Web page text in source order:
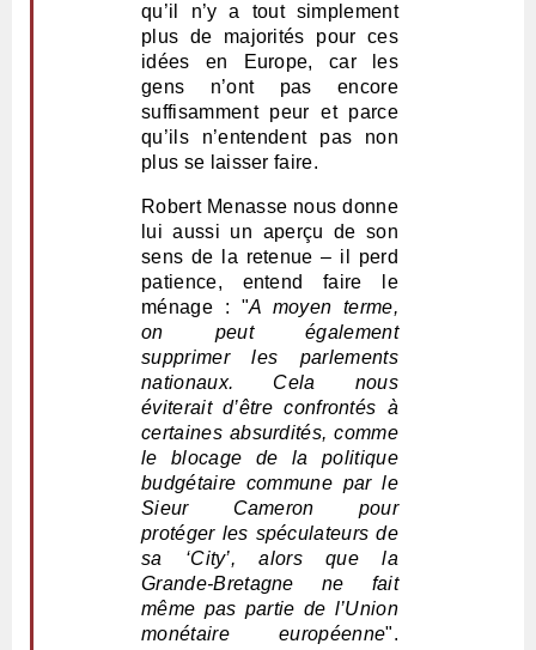
qu’il n’y a tout simplement
plus de majorités pour ces
idées en Europe, car les
gens n’ont pas encore
suffisamment peur et parce
qu’ils n’entendent pas non
plus se laisser faire.
Robert Menasse nous donne
lui aussi un aperçu de son
sens de la retenue – il perd
patience, entend faire le
ménage : "A moyen terme,
on peut également
supprimer les parlements
nationaux. Cela nous
éviterait d’être confrontés à
certaines absurdités, comme
le blocage de la politique
budgétaire commune par le
Sieur Cameron pour
protéger les spéculateurs de
sa ‘City’, alors que la
Grande-Bretagne ne fait
même pas partie de l’Union
monétaire européenne".